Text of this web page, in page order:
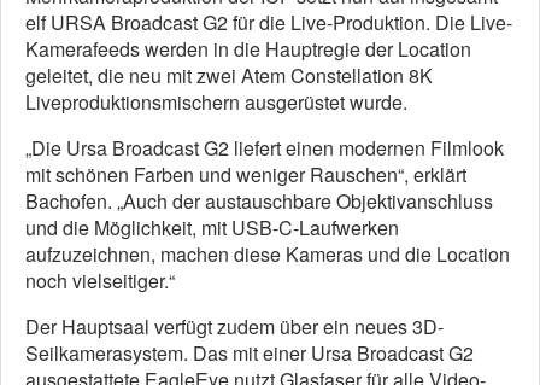
elf URSA Broadcast G2 für die Live-Produktion. Die Live-
Kamerafeeds werden in die Hauptregie der Location
geleitet, die neu mit zwei Atem Constellation 8K
Liveproduktionsmischern ausgerüstet wurde.
„Die Ursa Broadcast G2 liefert einen modernen Filmlook
mit schönen Farben und weniger Rauschen“, erklärt
Bachofen. „Auch der austauschbare Objektivanschluss
und die Möglichkeit, mit USB-C-Laufwerken
aufzuzeichnen, machen diese Kameras und die Location
noch vielseitiger.“
Der Hauptsaal verfügt zudem über ein neues 3D-
Seilkamerasystem. Das mit einer Ursa Broadcast G2